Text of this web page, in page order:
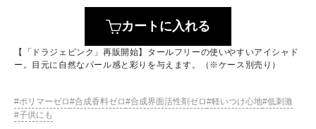
カートに入れる
【「ドラジェピンク」再販開始】タールフリーの使いやすいアイシャド
ー。目元に自然なパール感と彩りを与えます。（※ケース別売り）
ポリマーゼロ 合成香料ゼロ 合成界面活性剤ゼロ 軽いつけ心地 低刺激
子供にも